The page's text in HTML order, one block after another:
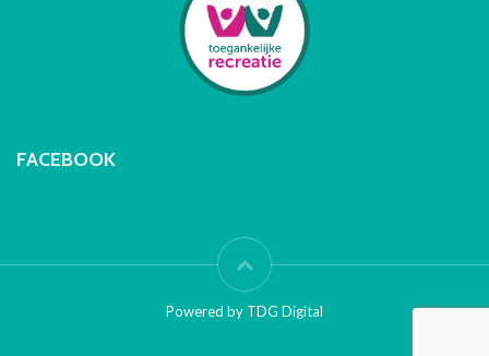
FACEBOOK
Powered by TDG Digital